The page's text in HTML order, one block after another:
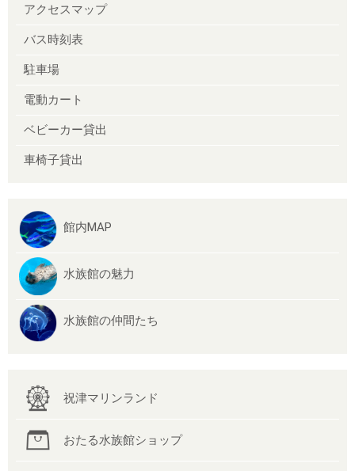
アクセスマップ
バス時刻表
駐車場
電動カート
ベビーカー貸出
車椅子貸出
館内MAP
水族館の魅力
水族館の仲間たち
祝津マリンランド
おたる水族館ショップ